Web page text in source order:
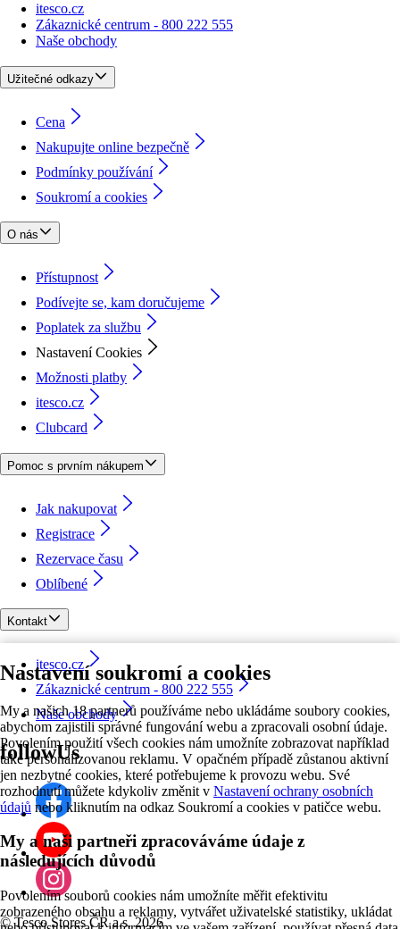
Nastavení soukromí a cookies
My a našich 18 partnerů používáme nebo ukládáme soubory cookies,
abychom zajistili správné fungování webu a zpracovali osobní údaje.
Povolením použití všech cookies nám umožníte zobrazovat například
také personalizovanou reklamu. V opačném případě zůstanou aktivní
jen nezbytné cookies, které potřebujeme k provozu webu. Své
rozhodnutí můžete kdykoliv změnit v Nastavení ochrany osobních
údajů nebo kliknutím na odkaz Soukromí a cookies v patičce webu.
My a naši partneři zpracováváme údaje z
následujících důvodů
Povolením souborů cookies nám umožníte měřit efektivitu
zobrazeného obsahu a reklamy, vytvářet uživatelské statistiky, ukládat
itesco.cz
Zákaznické centrum - 800 222 555
Naše obchody
Užitečné odkazy
Cena
Nakupujte online bezpečně
Podmínky používání
Soukromí a cookies
O nás
Přístupnost
Podívejte se, kam doručujeme
Poplatek za službu
Nastavení Cookies
Možnosti platby
itesco.cz
Clubcard
Pomoc s prvním nákupem
Jak nakupovat
Registrace
Rezervace času
Oblíbené
Kontakt
itesco.cz
Zákaznické centrum - 800 222 555
Naše obchody
followUs
©Tesco Stores ČR a.s. 2026